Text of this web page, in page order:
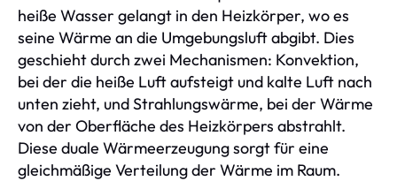
heiße Wasser gelangt in den Heizkörper, wo es
seine Wärme an die Umgebungsluft abgibt. Dies
geschieht durch zwei Mechanismen: Konvektion,
bei der die heiße Luft aufsteigt und kalte Luft nach
unten zieht, und Strahlungswärme, bei der Wärme
von der Oberfläche des Heizkörpers abstrahlt.
Diese duale Wärmeerzeugung sorgt für eine
gleichmäßige Verteilung der Wärme im Raum.